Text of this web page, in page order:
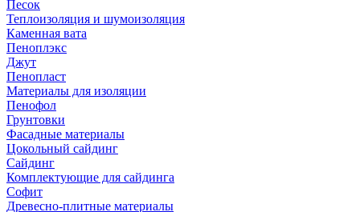
Песок
Теплоизоляция и шумоизоляция
Каменная вата
Пеноплэкс
Джут
Пенопласт
Материалы для изоляции
Пенофол
Грунтовки
Фасадные материалы
Цокольный сайдинг
Сайдинг
Комплектующие для сайдинга
Софит
Древесно-плитные материалы